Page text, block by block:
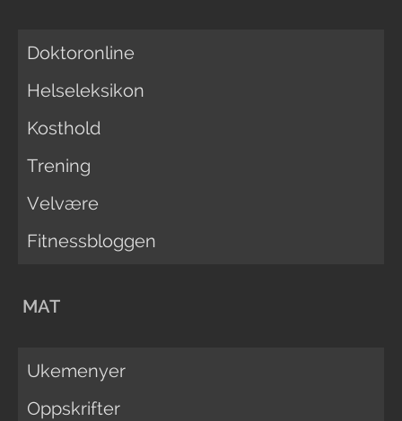
Doktoronline
Helseleksikon
Kosthold
Trening
Velvære
Fitnessbloggen
MAT
Ukemenyer
Oppskrifter